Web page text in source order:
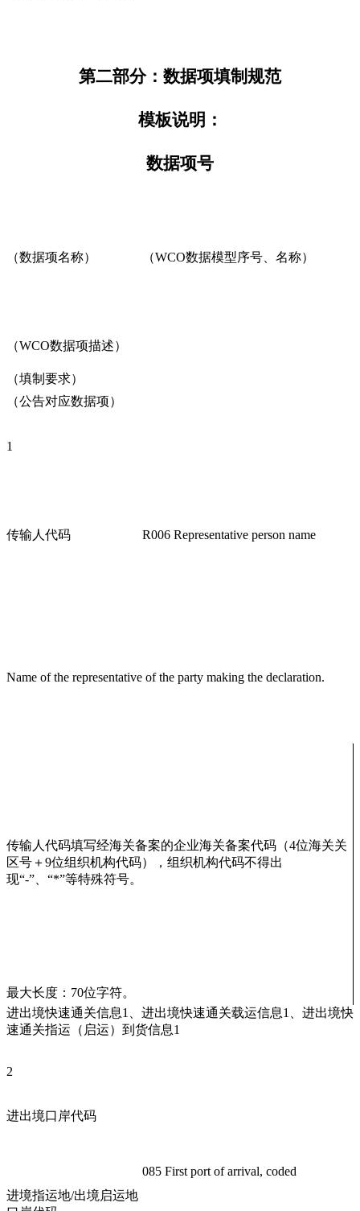
第二部分：数据项填制规范
模板说明：
数据项号
（数据项名称） （WCO数据模型序号、名称）
（WCO数据项描述）
（填制要求）
（公告对应数据项）
1
传输人代码 R006 Representative person name
Name of the representative of the party making the declaration.
传输人代码填写经海关备案的企业海关备案代码（4位海关关
区号＋9位组织机构代码），组织机构代码不得出
现“-”、“*”等特殊符号。
最大长度：70位字符。
进出境快速通关信息1、进出境快速通关载运信息1、进出境快
速通关指运（启运）到货信息1
2
进出境口岸代码
085 First port of arrival, coded
进境指运地/出境启运地